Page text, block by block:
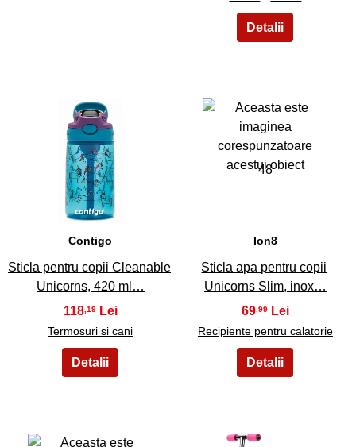
47
Contigo
Sticla pentru copii Cleanable
Unicorns, 420 ml…
118 ,19
Termosuri si cani
48
Ion8
Sticla apa pentru copii
Unicorns Slim, inox…
69,99
Recipiente pentru calatorie